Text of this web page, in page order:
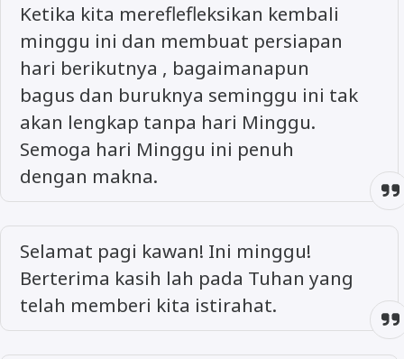
Ketika kita mereflefleksikan kembali
minggu ini dan membuat persiapan
hari berikutnya , bagaimanapun
bagus dan buruknya seminggu ini tak
akan lengkap tanpa hari Minggu.
Semoga hari Minggu ini penuh
dengan makna.
Selamat pagi kawan! Ini minggu!
Berterima kasih lah pada Tuhan yang
telah memberi kita istirahat.